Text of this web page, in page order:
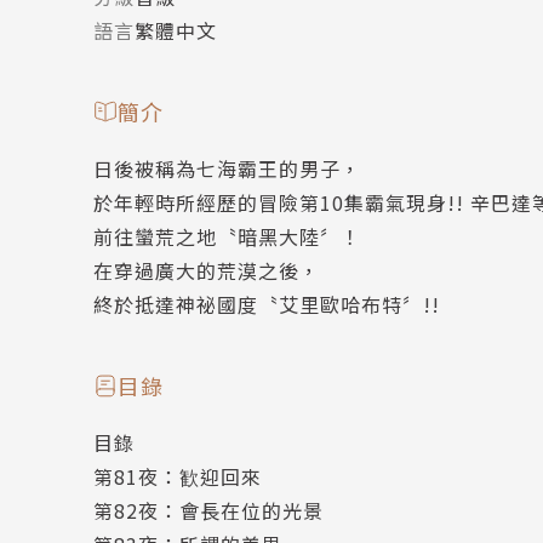
語言繁體中文
簡介
日後被稱為七海霸王的男子，
於年輕時所經歷的冒險第10集霸氣現身!! 辛巴達
前往蠻荒之地〝暗黑大陸〞！
在穿過廣大的荒漠之後，
終於抵達神祕國度〝艾里歐哈布特〞!!
目錄
目錄
第81夜：歓迎回來
第82夜：會長在位的光景